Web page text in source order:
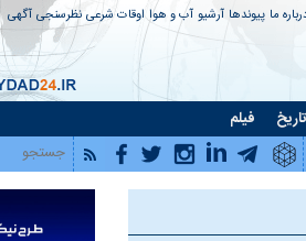
ما پیوندها آرشیو آب و هوا اوقات شرعی نظرسنجی آگهی
تاریخ فیلم